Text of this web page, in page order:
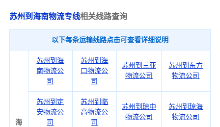
苏州到海南物流专线相关线路查询
以下每条运输线路点击可查看详细说明
海
苏州到海
南物流公
司
苏州到海
口物流公
司
苏州到三亚
物流公司
苏州到东方
物流公司
苏州到定
安物流公
司
苏州到临
高物流公
司
苏州到琼中
物流公司
苏州到琼海
物流公司